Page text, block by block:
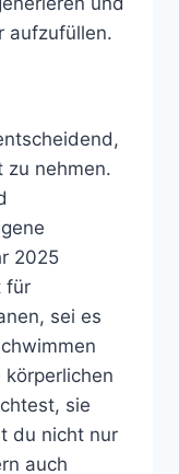
aufzufüllen.
zu nehmen.
2025
für
sei es
sie
du nicht nur
auch